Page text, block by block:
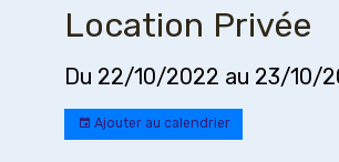
Location Privée
Du 22/10/2022 au 23/10/
Ajouter au calendrier